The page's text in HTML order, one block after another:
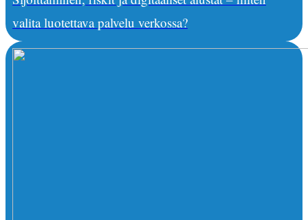
valita luotettava palvelu verkossa?